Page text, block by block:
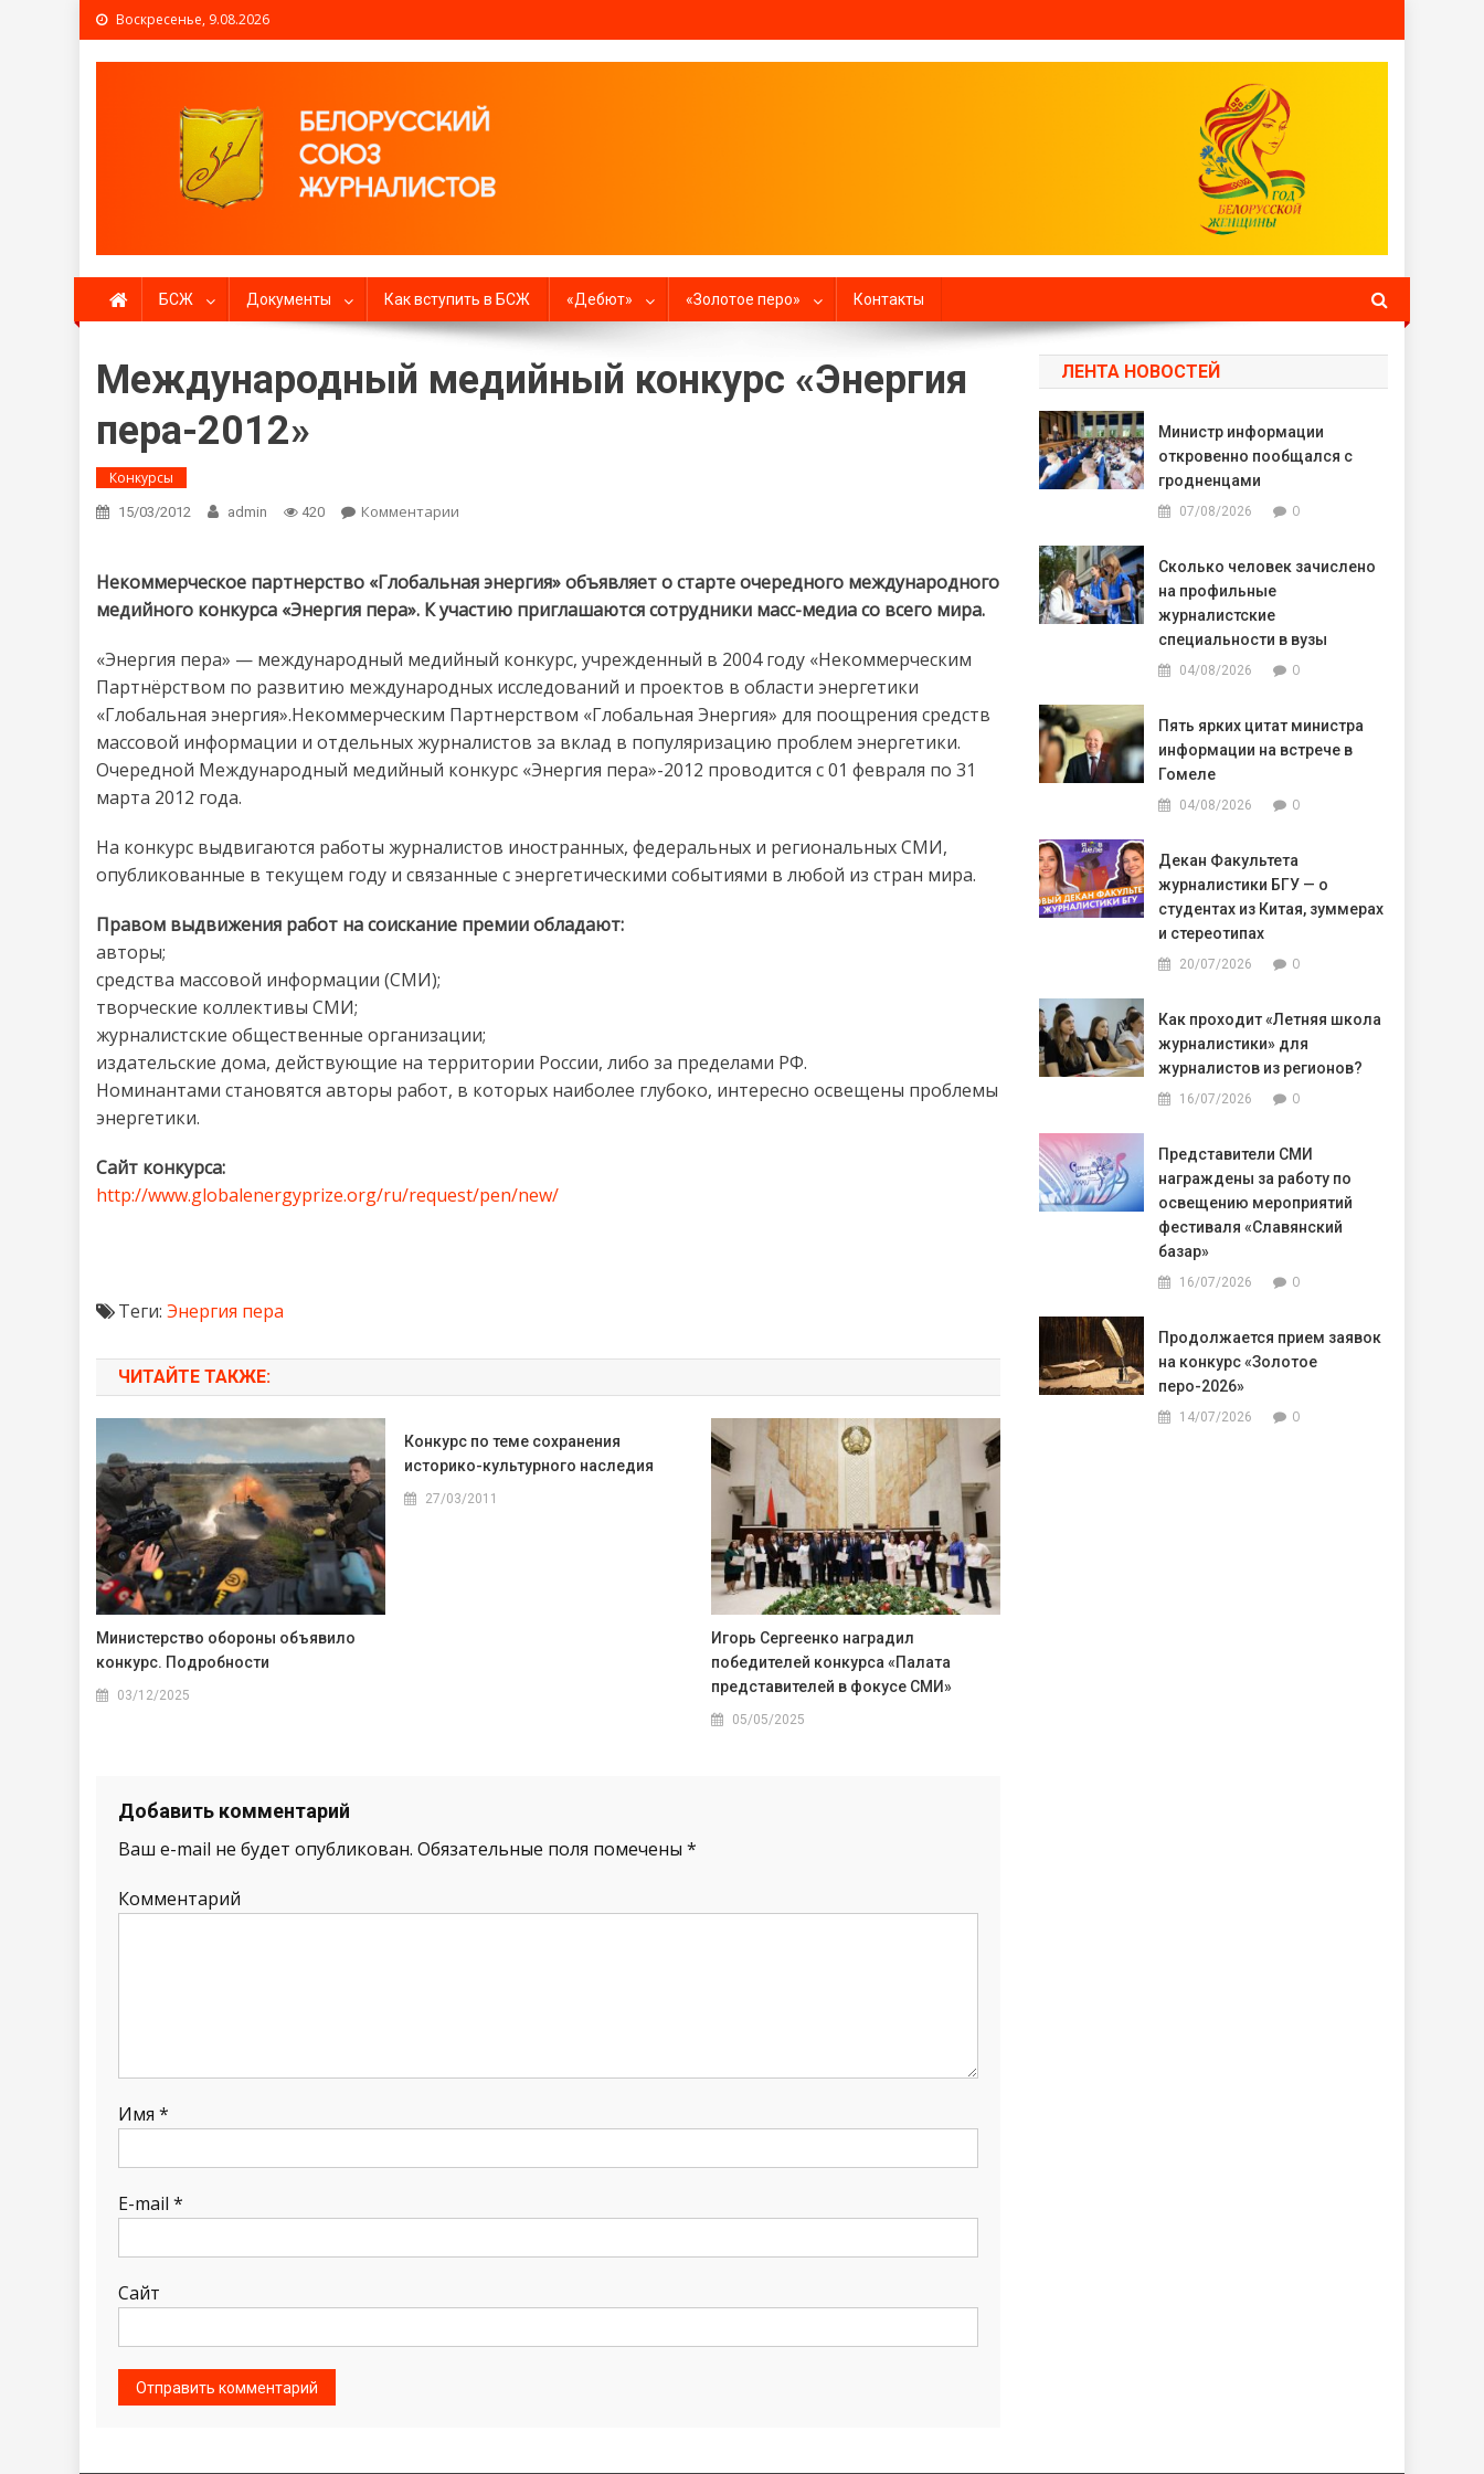
Воскресенье, 9.08.2026
Белорусский союз журналистов
БСЖ Документы Как вступить в БСЖ «Дебют» «Золотое перо» Контакты
Международный медийный конкурс «Энергия
пера-2012»
Конкурсы
15/03/2012 admin 420 Комментарии
Некоммерческое партнерство «Глобальная энергия» объявляет о старте очередного международного
медийного конкурса «Энергия пера». К участию приглашаются сотрудники масс-медиа со всего мира.
«Энергия пера» — международный медийный конкурс, учрежденный в 2004 году «Некоммерческим
Партнёрством по развитию международных исследований и проектов в области энергетики
«Глобальная энергия».Некоммерческим Партнерством «Глобальная Энергия» для поощрения средств
массовой информации и отдельных журналистов за вклад в популяризацию проблем энергетики.
Очередной Международный медийный конкурс «Энергия пера»-2012 проводится с 01 февраля по 31
марта 2012 года.
На конкурс выдвигаются работы журналистов иностранных, федеральных и региональных СМИ,
опубликованные в текущем году и связанные с энергетическими событиями в любой из стран мира.
Правом выдвижения работ на соискание премии обладают:
авторы;
средства массовой информации (СМИ);
творческие коллективы СМИ;
журналистские общественные организации;
издательские дома, действующие на территории России, либо за пределами РФ.
Номинантами становятся авторы работ, в которых наиболее глубоко, интересно освещены проблемы
энергетики.
Сайт конкурса:
http://www.globalenergyprize.org/ru/request/pen/new/
Теги: Энергия пера
ЧИТАЙТЕ ТАКЖЕ:
Министерство обороны объявило
конкурс. Подробности
03/12/2025
Конкурс по теме сохранения
историко-культурного наследия
27/03/2011
Игорь Сергеенко наградил
победителей конкурса «Палата
представителей в фокусе СМИ»
05/05/2025
Добавить комментарий
Ваш e-mail не будет опубликован. Обязательные поля помечены *
Комментарий
Имя *
E-mail *
Сайт
ЛЕНТА НОВОСТЕЙ
Министр информации
откровенно пообщался с
гродненцами
07/08/2026 0
Сколько человек зачислено
на профильные
журналистские
специальности в вузы
04/08/2026 0
Пять ярких цитат министра
информации на встрече в
Гомеле
04/08/2026 0
Декан Факультета
журналистики БГУ — о
студентах из Китая, зуммерах
и стереотипах
20/07/2026 0
Как проходит «Летняя школа
журналистики» для
журналистов из регионов?
16/07/2026 0
Представители СМИ
награждены за работу по
освещению мероприятий
фестиваля «Славянский
базар»
16/07/2026 0
Продолжается прием заявок
на конкурс «Золотое
перо-2026»
14/07/2026 0